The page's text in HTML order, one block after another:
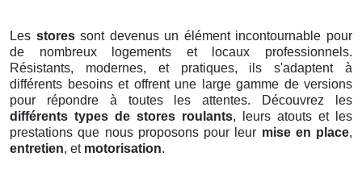
Les storessont devenus un élément incontournable pour
de nombreux logements et locaux professionnels.
Résistants, modernes, et pratiques, ils s'adaptent à
différents besoins et offrent une large gamme de versions
pour répondre à toutes les attentes. Découvrez les
différents types de stores roulants, leurs atouts et les
prestations que nous proposons pour leur mise en place,
entretien, et motorisation.